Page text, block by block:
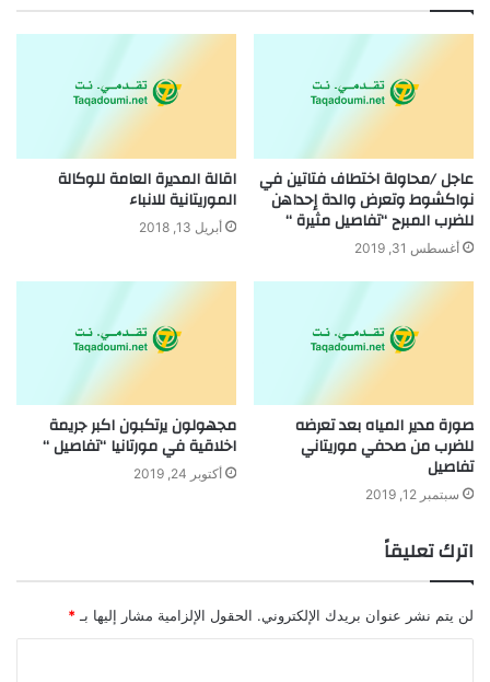
عاجل /محاولة اختطاف فتاتين في
نواكشوط وتعرض والدة إحداهن
للضرب المبرح “تفاصيل مثيرة “
أغسطس 31, 2019
اقالة المديرة العامة للوكالة
الموريتانية للانباء
أبريل 13, 2018
صورة مدير المياه بعد تعرضه
للضرب من صحفي موريتاني
تفاصيل
سبتمبر 12, 2019
مجهولون يرتكبون اكبر جريمة
اخلاقية في مورتانيا “تفاصيل “
أكتوبر 24, 2019
اترك تعليقاً
لن يتم نشر عنوان بريدك الإلكتروني. الحقول الإلزامية مشار إليها بـ *